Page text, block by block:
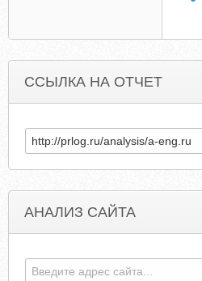
ССЫЛКА НА ОТЧЕТ
АНАЛИЗ САЙТА